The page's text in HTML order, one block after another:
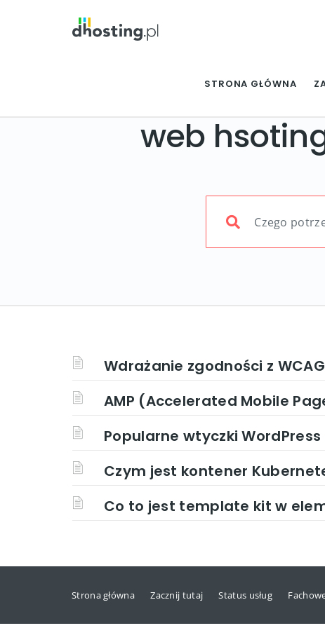
STRONA GŁÓWNA
web
Wdrażanie zgodności z
AMP (Accelerated Mobile
Popularne wtyczki
Czym jest kontener
Co to jest template kit w
Strona główna Zacznij tutaj Status usług